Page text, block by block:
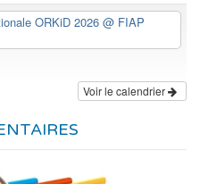
ORKiD 2026@ FIAP
Voir le calendrier